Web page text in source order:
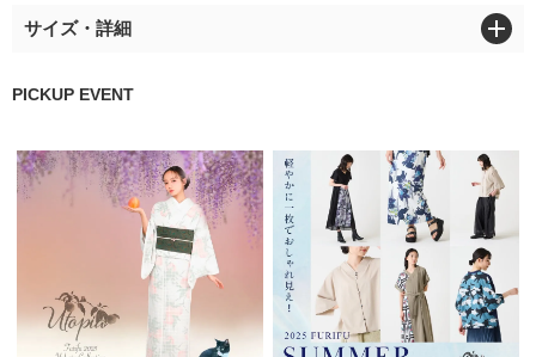
サイズ・詳細
PICKUP EVENT